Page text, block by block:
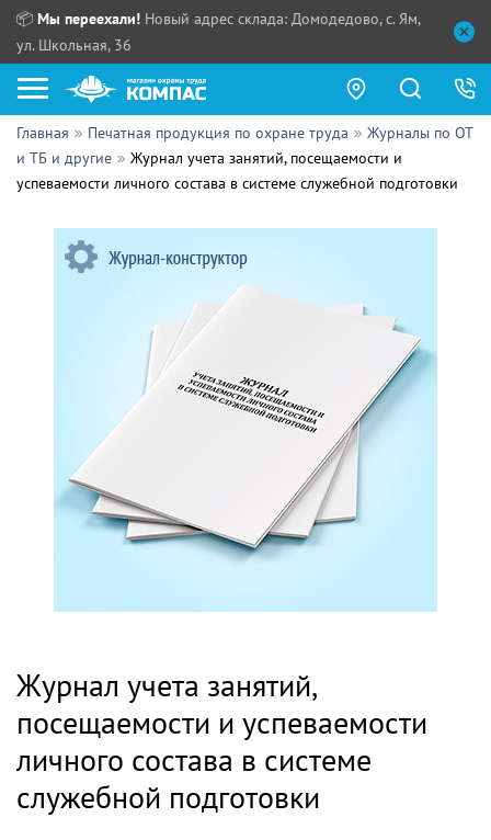
📦 Мы переехали! Новый адрес склада: Домодедово, с. Ям,
ул. Школьная, 36
Как купить?
Прайс-листы
Сотрудничество
ПН - ЧТ:
Выдача продукции:
Главная Печатная продукция по охране труда
Журналы по ОТ
и ТБ и другие
Журнал учета занятий, посещаемости и
успеваемости личного состава в системе служебной подготовки
Журнал учета занятий,
посещаемости и успеваемости
личного состава в системе
служебной подготовки